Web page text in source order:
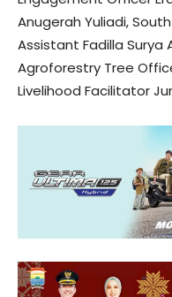
Anugerah Yuliadi,
Assistant Fadilla Surya
Agroforestry Tree
Livelihood Facilitator